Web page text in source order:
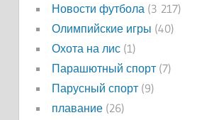
Новости футбола (3 217)
Олимпийские игры (40)
Охота на лис(1)
Парашютный спорт(7)
Парусный спорт(9)
плавание(26)